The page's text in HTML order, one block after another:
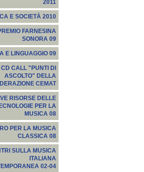
2011
E SOCIETÀ 2010
FARNESINA
SONORA 09
E LINGUAGGIO 09
CD CALL "PUNTI DI
ASCOLTO" DELLA
CEMAT
RISORSE DELLE
PER LA
MUSICA 08
PER LA MUSICA
CLASSICA 08
SULLA MUSICA
ITALIANA
02-04